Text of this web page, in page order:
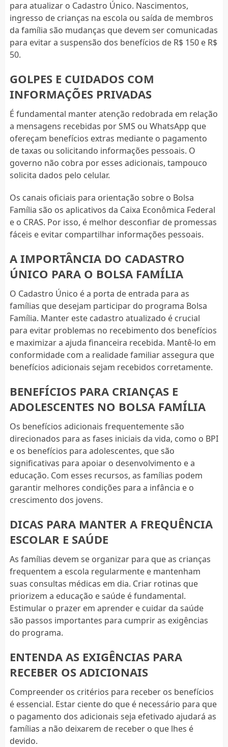
para atualizar o Cadastro Único. Nascimentos,
ingresso de crianças na escola ou saída de membros
da família são mudanças que devem ser comunicadas
para evitar a suspensão dos benefícios de R$ 150 e R$
50.
GOLPES E CUIDADOS COM
INFORMAÇÕES PRIVADAS
É fundamental manter atenção redobrada em relação
a mensagens recebidas por SMS ou WhatsApp que
ofereçam benefícios extras mediante o pagamento
de taxas ou solicitando informações pessoais. O
governo não cobra por esses adicionais, tampouco
solicita dados pelo celular.
Os canais oficiais para orientação sobre o Bolsa
Família são os aplicativos da Caixa Econômica Federal
e o CRAS. Por isso, é melhor desconfiar de promessas
fáceis e evitar compartilhar informações pessoais.
A IMPORTÂNCIA DO CADASTRO
ÚNICO PARA O BOLSA FAMÍLIA
O Cadastro Único é a porta de entrada para as
famílias que desejam participar do programa Bolsa
Família. Manter este cadastro atualizado é crucial
para evitar problemas no recebimento dos benefícios
e maximizar a ajuda financeira recebida. Mantê-lo em
conformidade com a realidade familiar assegura que
benefícios adicionais sejam recebidos corretamente.
BENEFÍCIOS PARA CRIANÇAS E
ADOLESCENTES NO BOLSA FAMÍLIA
Os benefícios adicionais frequentemente são
direcionados para as fases iniciais da vida, como o BPI
e os benefícios para adolescentes, que são
significativas para apoiar o desenvolvimento e a
educação. Com esses recursos, as famílias podem
garantir melhores condições para a infância e o
crescimento dos jovens.
DICAS PARA MANTER A FREQUÊNCIA
ESCOLAR E SAÚDE
As famílias devem se organizar para que as crianças
frequentem a escola regularmente e mantenham
suas consultas médicas em dia. Criar rotinas que
priorizem a educação e saúde é fundamental.
Estimular o prazer em aprender e cuidar da saúde
são passos importantes para cumprir as exigências
do programa.
ENTENDA AS EXIGÊNCIAS PARA
RECEBER OS ADICIONAIS
Compreender os critérios para receber os benefícios
é essencial. Estar ciente do que é necessário para que
o pagamento dos adicionais seja efetivado ajudará as
famílias a não deixarem de receber o que lhes é
devido.